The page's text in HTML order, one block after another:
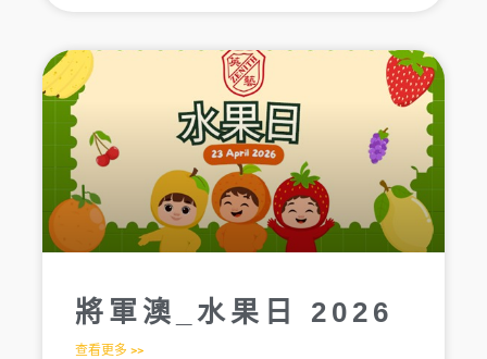
將軍澳_水果日 2026
查看更多 >>